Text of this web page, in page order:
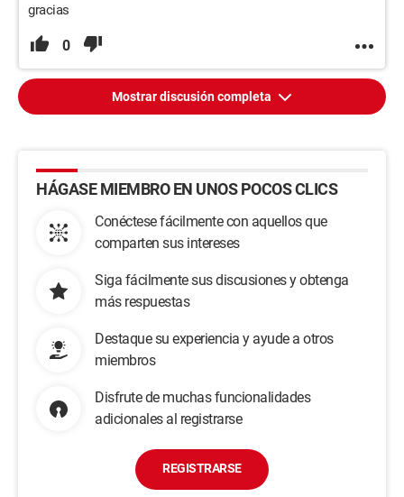
gracias
0
Mostrar discusión completa
HÁGASE MIEMBRO EN UNOS POCOS CLICS
Conéctese fácilmente con aquellos que
comparten sus intereses
Siga fácilmente sus discusiones y obtenga
más respuestas
Destaque su experiencia y ayude a otros
miembros
Disfrute de muchas funcionalidades
adicionales al registrarse
REGISTRARSE